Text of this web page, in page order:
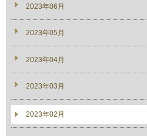
2023年06月
2023年05月
2023年04月
2023年03月
2023年02月